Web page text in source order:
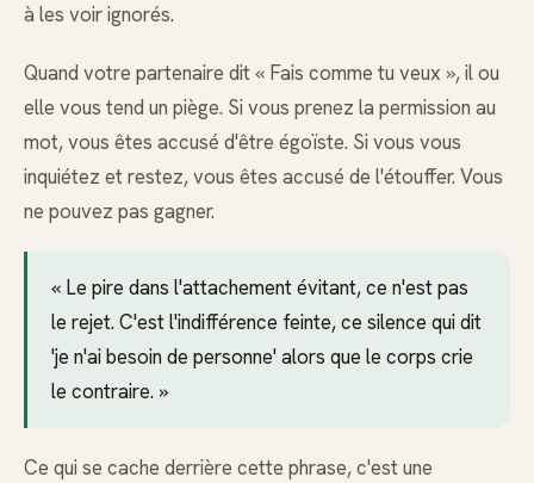
à les voir ignorés.
Quand votre partenaire dit « Fais comme tu veux », il ou
elle vous tend un piège. Si vous prenez la permission au
mot, vous êtes accusé d'être égoïste. Si vous vous
inquiétez et restez, vous êtes accusé de l'étouffer. Vous
ne pouvez pas gagner.
« Le pire dans l'attachement évitant, ce n'est pas
le rejet. C'est l'indifférence feinte, ce silence qui dit
'je n'ai besoin de personne' alors que le corps crie
le contraire. »
Ce qui se cache derrière cette phrase, c'est une